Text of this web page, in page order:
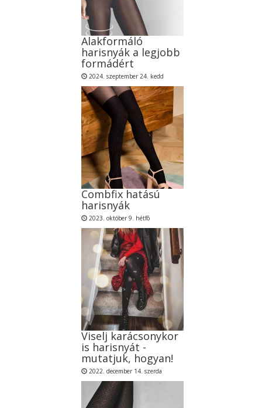
Alakformáló
harisnyák a legjobb
formádért
2024. szeptember 24. kedd
Combfix hatású
harisnyák
2023. október 9. hétfõ
Viselj karácsonykor
is harisnyát -
mutatjuk, hogyan!
2022. december 14. szerda